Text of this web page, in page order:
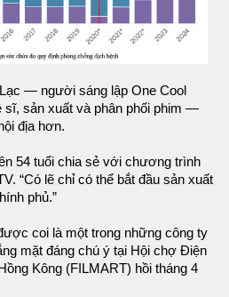
— người sáng lập One Cool
sĩ, sản xuất và phân phối phim —
địa hơn.
54 tuổi chia sẻ với chương trình
“Có lẽ chỉ có thể bắt đầu sản xuất
phủ.”
coi là một trong những công ty
mặt đáng chú ý tại Hội chợ Điện
Kông (FILMART) hồi tháng 4